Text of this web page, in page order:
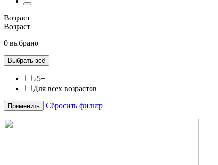
Возраст
Возраст
0 выбрано
Выбрать всё
25+
Для всех возрастов
Применить Сбросить фильтр